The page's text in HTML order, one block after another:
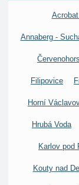
Annaberg -
Filipovice
Horní
Hrubá Voda
Karlov pod
Kouty nad